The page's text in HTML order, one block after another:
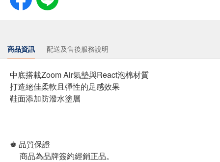
商品資訊 配送及售後服務說明
中底搭載Zoom Air氣墊與React泡棉材質
打造絕佳柔軟且彈性的足感效果
鞋面添加防潑水塗層
♚ 品質保證
商品為品牌簽約經銷正品。